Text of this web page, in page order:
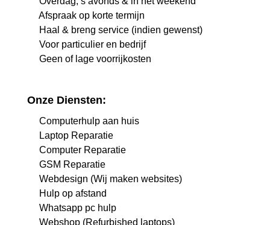
Afspraak op korte termijn
Haal & breng service (indien gewenst)
Voor particulier en bedrijf
Geen of lage voorrijkosten
Onze Diensten:
Computerhulp aan huis
Laptop Reparatie
Computer Reparatie
GSM Reparatie
Webdesign (Wij maken websites)
Hulp op afstand
Whatsapp pc hulp
Webshop (Refurbished laptops)